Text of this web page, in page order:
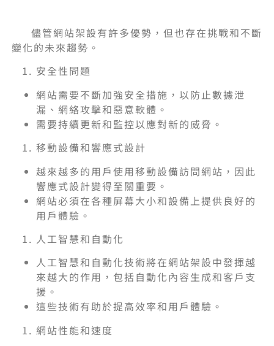
儘管網站架設有許多優勢，但也存在挑戰和不斷
變化的未來趨勢。
安全性問題
網站需要不斷加強安全措施，以防止數據泄
漏、網絡攻擊和惡意軟體。
需要持續更新和監控以應對新的威脅。
移動設備和響應式設計
越來越多的用戶使用移動設備訪問網站，因此
響應式設計變得至關重要。
網站必須在各種屏幕大小和設備上提供良好的
用戶體驗。
人工智慧和自動化
人工智慧和自動化技術將在網站架設中發揮越
來越大的作用，包括自動化內容生成和客戶支
援。
這些技術有助於提高效率和用戶體驗。
網站性能和速度